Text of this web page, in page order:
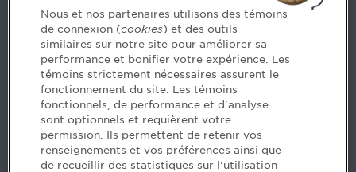
Nous joindre
5, Place Ville Marie, bureau 800, Montréal (Québec)
H3B 2G2
www.cpaquebec.ca
Des questions? Faites appel à notre équipe >
Envie de mettre de l’Ordre dans votre carrière? Voyez
les postes disponibles >
Nous et nos partenaires utilisons des témoins
de connexion (cookies) et des outils
similaires sur notre site pour améliorer sa
performance et bonifier votre expérience. Les
témoins strictement nécessaires assurent le
fonctionnement du site. Les témoins
fonctionnels, de performance et d'analyse
sont optionnels et requièrent votre
permission. Ils permettent de retenir vos
renseignements et vos préférences ainsi que
de recueillir des statistiques sur l'utilisation